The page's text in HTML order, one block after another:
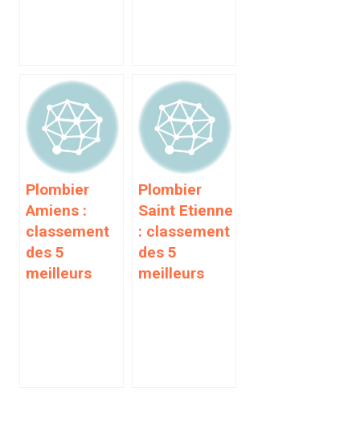
Plombier
Amiens :
classement
des 5
meilleurs
Plombier
Saint Etienne
: classement
des 5
meilleurs